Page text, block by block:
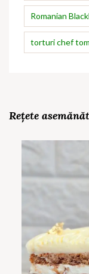
Romanian
torturi chef
Rețete